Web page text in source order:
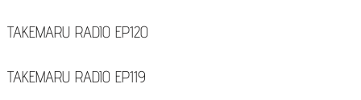
TAKEMARU RADIO EP120
TAKEMARU RADIO EP119